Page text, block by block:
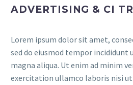
ADVERTISING & CI
Lorem ipsum dolor sit amet,
sed do eiusmod tempor incididunt
magna aliqua. Ut enim ad minim
exercitation ullamco laboris nisi ut